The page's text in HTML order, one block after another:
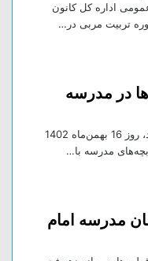
اداره کل کانون
تربیت مربی در…
در مدرسه
مدرسه ابتدایی ام‌البنین در محله ترک‌آباد، روز 16 بهمن‌ماه 1402
مدرسه با…
مدرسه امام